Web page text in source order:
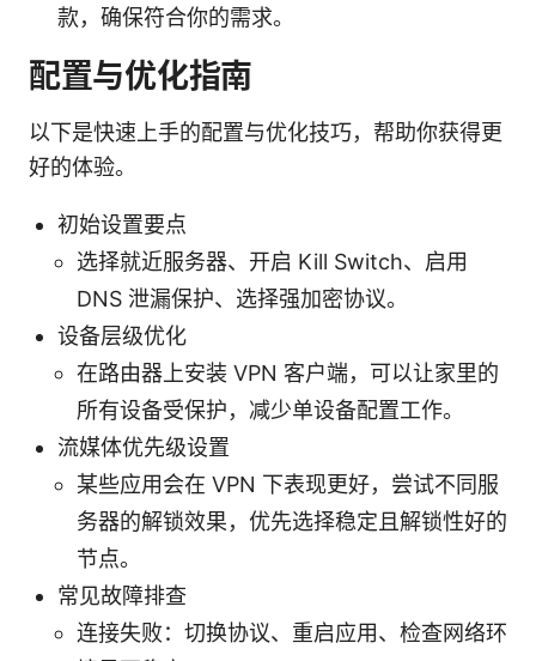
款，确保符合你的需求。
配置与优化指南
以下是快速上手的配置与优化技巧，帮助你获得更
好的体验。
初始设置要点
选择就近服务器、开启 Kill Switch、启用
DNS 泄漏保护、选择强加密协议。
设备层级优化
在路由器上安装 VPN 客户端，可以让家里的
所有设备受保护，减少单设备配置工作。
流媒体优先级设置
某些应用会在 VPN 下表现更好，尝试不同服
务器的解锁效果，优先选择稳定且解锁性好的
节点。
常见故障排查
连接失败：切换协议、重启应用、检查网络环